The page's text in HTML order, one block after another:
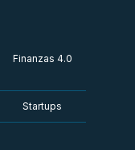
Finanzas 4.0
Startups